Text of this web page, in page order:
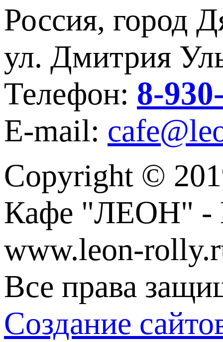
Россия, город
ул. Дмитрия
Телефон: 8-
E-mail:
Copyright ©
Кафе "ЛЕОН" -
www.leon-
Все права
Создание